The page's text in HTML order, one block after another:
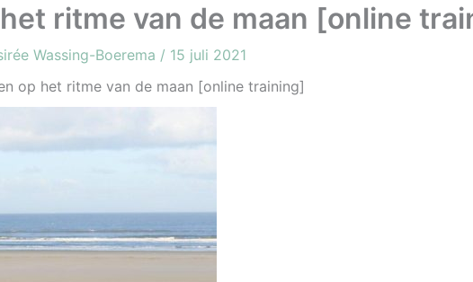
ritme van de maan [online
Wassing-Boerema / 15 juli 2021
op het ritme van de maan [online training]